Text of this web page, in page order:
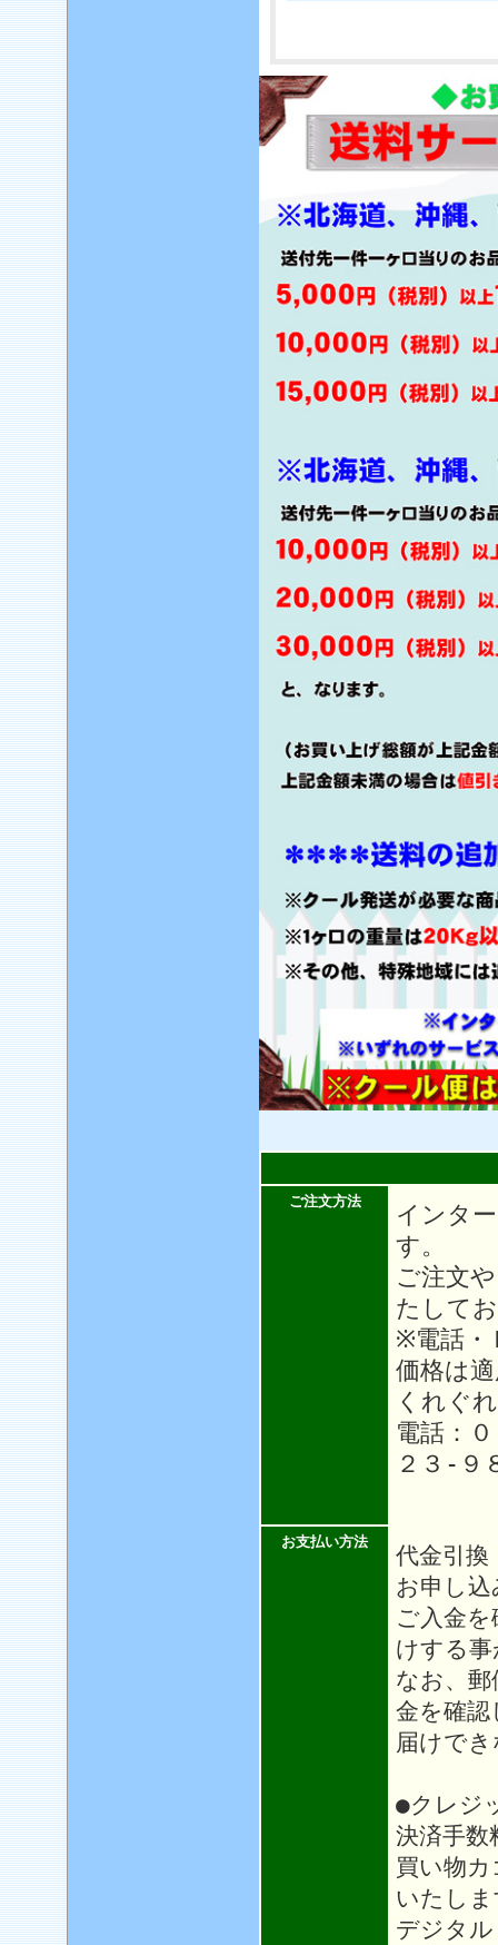
ご注文方法
インタ
す。
ご注文
たして
※電話・
価格は
くれぐ
電話：
２３-９
お支払い方法
代金引
お申し
ご入金
けする
なお、
金を確
届けで
●クレジ
決済手数
買い物
いたし
デジタ